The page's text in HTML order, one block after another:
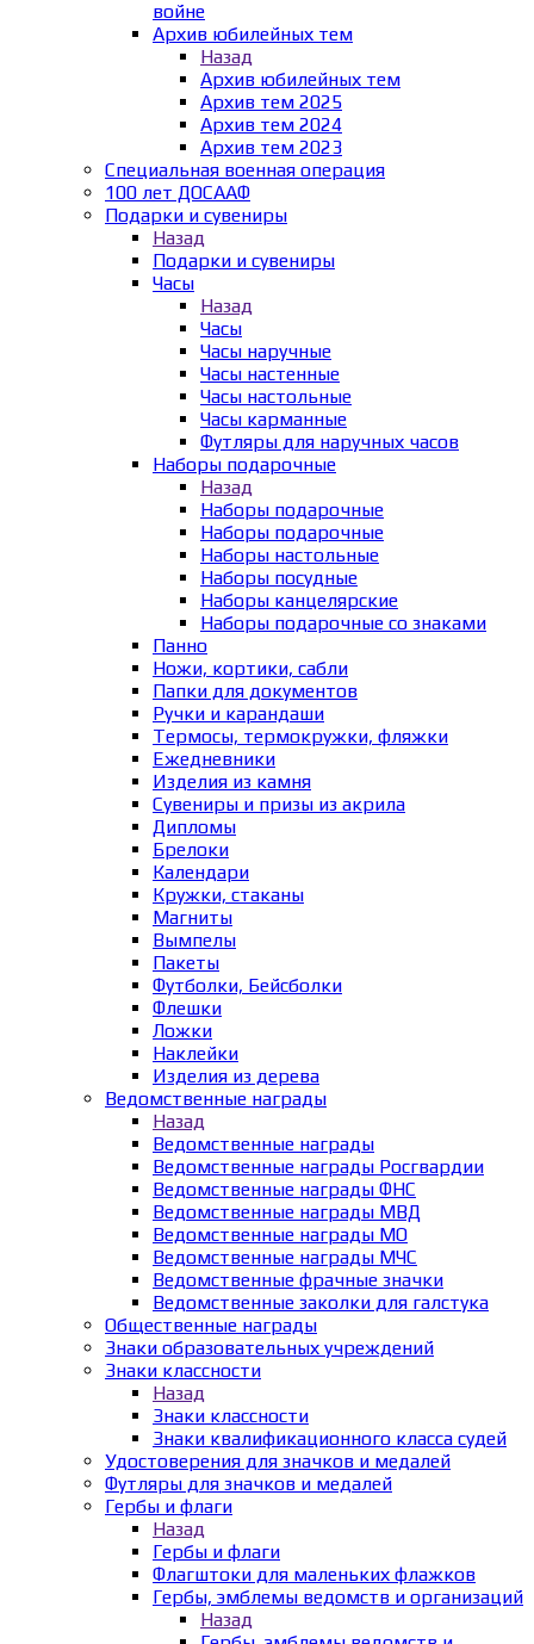
войне
Архив юбилейных тем
Назад
Архив юбилейных тем
Архив тем 2025
Архив тем 2024
Архив тем 2023
Специальная военная операция
100 лет ДОСААФ
Подарки и сувениры
Назад
Подарки и сувениры
Часы
Назад
Часы
Часы наручные
Часы настенные
Часы настольные
Часы карманные
Футляры для наручных часов
Наборы подарочные
Назад
Наборы подарочные
Наборы подарочные
Наборы настольные
Наборы посудные
Наборы канцелярские
Наборы подарочные со знаками
Панно
Ножи, кортики, сабли
Папки для документов
Ручки и карандаши
Термосы, термокружки, фляжки
Ежедневники
Изделия из камня
Сувениры и призы из акрила
Дипломы
Брелоки
Календари
Кружки, стаканы
Магниты
Вымпелы
Пакеты
Футболки, Бейсболки
Флешки
Ложки
Наклейки
Изделия из дерева
Ведомственные награды
Назад
Ведомственные награды
Ведомственные награды Росгвардии
Ведомственные награды ФНС
Ведомственные награды МВД
Ведомственные награды МО
Ведомственные награды МЧС
Ведомственные фрачные значки
Ведомственные заколки для галстука
Общественные награды
Знаки образовательных учреждений
Знаки классности
Назад
Знаки классности
Знаки квалификационного класса судей
Удостоверения для значков и медалей
Футляры для значков и медалей
Гербы и флаги
Назад
Гербы и флаги
Флагштоки для маленьких флажков
Гербы, эмблемы ведомств и организаций
Назад